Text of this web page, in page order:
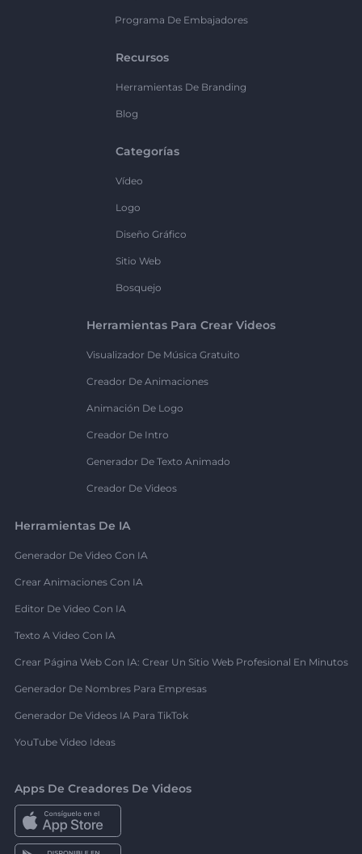
Programa De Embajadores
Recursos
Herramientas De Branding
Blog
Categorías
Vídeo
Logo
Diseño Gráfico
Sitio Web
Bosquejo
Herramientas Para Crear Videos
Visualizador De Música Gratuito
Creador De Animaciones
Animación De Logo
Creador De Intro
Generador De Texto Animado
Creador De Videos
Herramientas De IA
Generador De Video Con IA
Crear Animaciones Con IA
Editor De Video Con IA
Texto A Video Con IA
Crear Página Web Con IA: Crear Un Sitio Web Profesional En Minutos
Generador De Nombres Para Empresas
Generador De Videos IA Para TikTok
YouTube Video Ideas
Apps De Creadores De Videos